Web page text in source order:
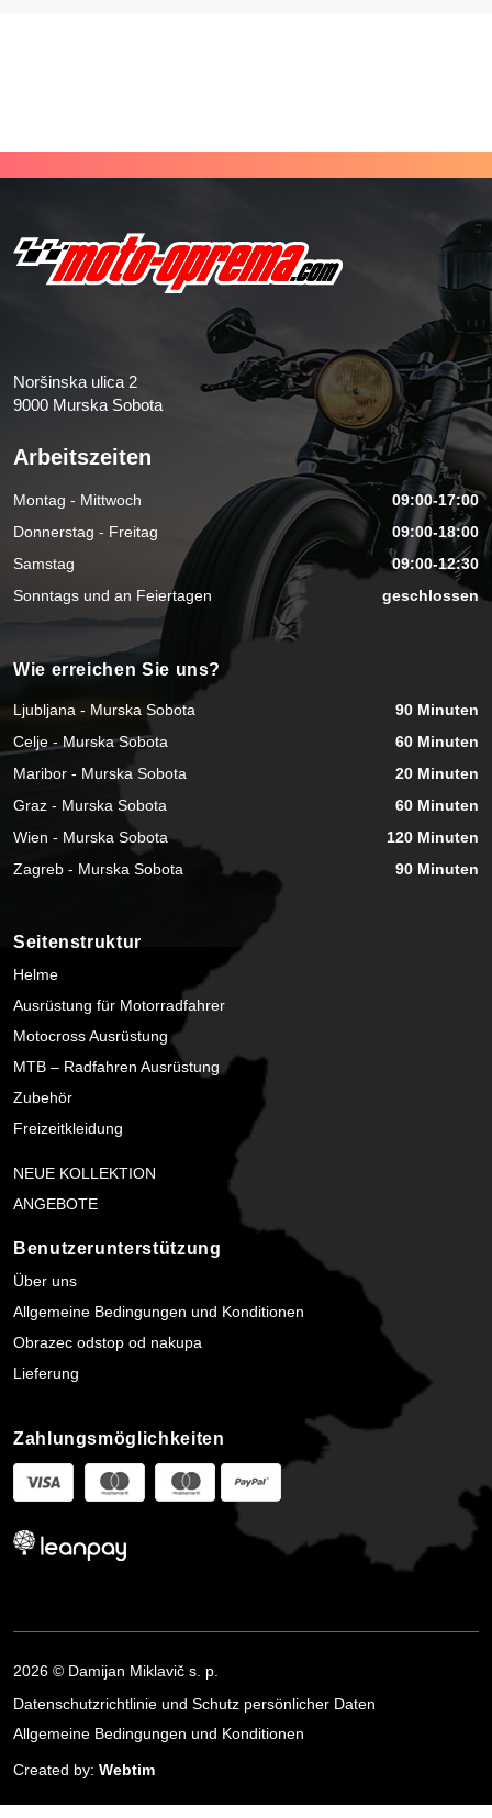
Noršinska ulica 2
9000 Murska Sobota
Arbeitszeiten
Montag - Mittwoch
09:00-17:00
Donnerstag - Freitag
09:00-18:00
Samstag
09:00-12:30
Sonntags und an Feiertagen
geschlossen
Wie erreichen Sie uns?
Ljubljana - Murska Sobota
90 Minuten
Celje - Murska Sobota
60 Minuten
Maribor - Murska Sobota
20 Minuten
Graz - Murska Sobota
60 Minuten
Wien - Murska Sobota
120 Minuten
Zagreb - Murska Sobota
90 Minuten
Seitenstruktur
Helme
Ausrüstung für Motorradfahrer
Motocross Ausrüstung
MTB – Radfahren Ausrüstung
Zubehör
Freizeitkleidung
NEUE KOLLEKTION
ANGEBOTE
Benutzerunterstützung
Über uns
Allgemeine Bedingungen und Konditionen
Obrazec odstop od nakupa
Lieferung
Zahlungsmöglichkeiten
2026 © Damijan Miklavič s. p.
Datenschutzrichtlinie und Schutz persönlicher Daten
Allgemeine Bedingungen und Konditionen
Created by: Webtim